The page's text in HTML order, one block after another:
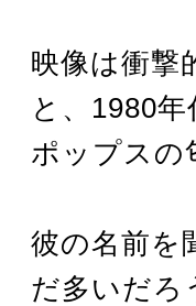
映像は衝撃
と、1980
ポップスの
彼の名前を
だ多いだろ